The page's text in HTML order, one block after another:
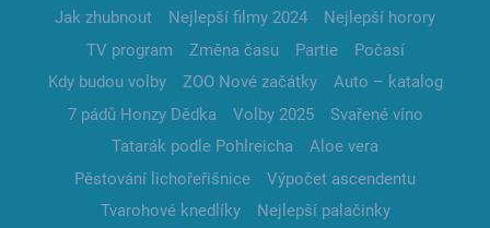
Jak zhubnout Nejlepší filmy 2024
Nejlepší horory
TV program
Změna času Partie
Počasí
Kdy budou volby
ZOO Nové začátky
Auto – katalog
7 pádů Honzy Dědka
Volby 2025
Svařené víno
Tatarák podle Pohlreicha
Aloe vera
Pěstování lichořeřišnice
Výpočet ascendentu
Tvarohové knedlíky
Nejlepší palačinky